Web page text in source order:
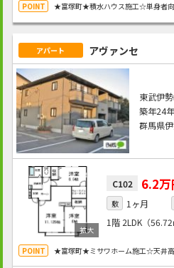
★富塚町★積水ハウス施工☆単身者向
アパート アヴァンセ
東武伊
築年24
群馬県
C102 6.2万
敷 1ヶ月
1階 2LDK（
★富塚町★ミサワホーム施工☆天井高